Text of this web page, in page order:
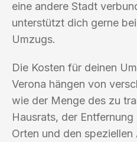
eine andere Stadt
unterstützt dich gerne
Umzugs.
Die Kosten für deinen
Verona hängen von
wie der Menge des zu
Hausrats, der
Orten und den